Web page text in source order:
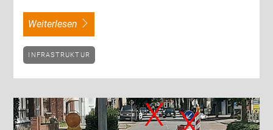
weiterlesen
INFRASTRUKTUR